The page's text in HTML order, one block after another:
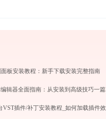
板安装教程：新手下载安装完整指南
VST插件/补丁安装教程_如何加载插件